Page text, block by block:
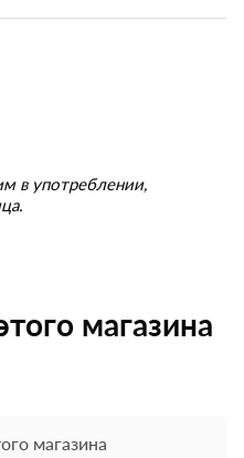
в употреблении,
магазина
магазина